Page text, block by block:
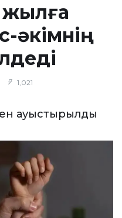
жылға
әкімнің
1,021
ауыстырылды